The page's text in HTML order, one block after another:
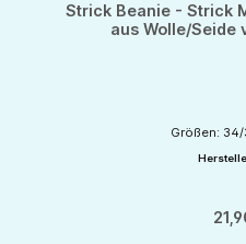
Strick Beanie - Strick
aus Wolle/Seide
Größen: